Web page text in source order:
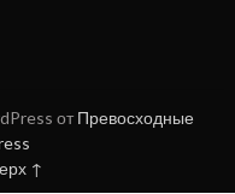
от Превосходные
↑